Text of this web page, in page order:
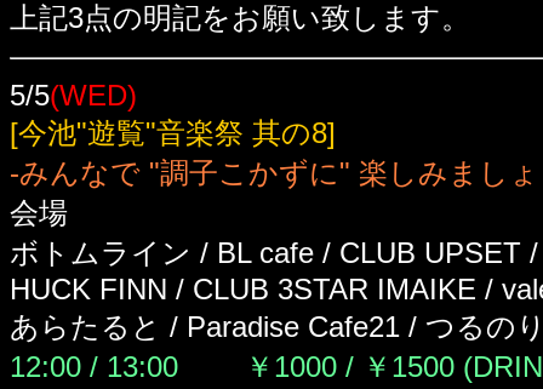
上記3点の明記をお願い致します。
5/5(WED)
[今池"遊覧"音楽祭 其の8]
-みんなで "調子こかずに" 楽しみまし
会場
ボトムライン / BL cafe / CLUB UPSET
HUCK FINN / CLUB 3STAR IMAIKE /
あらたると / Paradise Cafe21 / つるの
12:00 / 13:00 ￥1000 / ￥1500